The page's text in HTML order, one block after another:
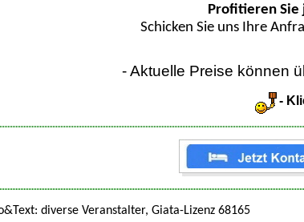
Profitieren Sie
Schicken Sie uns Ihre
- Aktuelle Preise können
-
diverse Veranstalter, Giata-Lizenz 68165